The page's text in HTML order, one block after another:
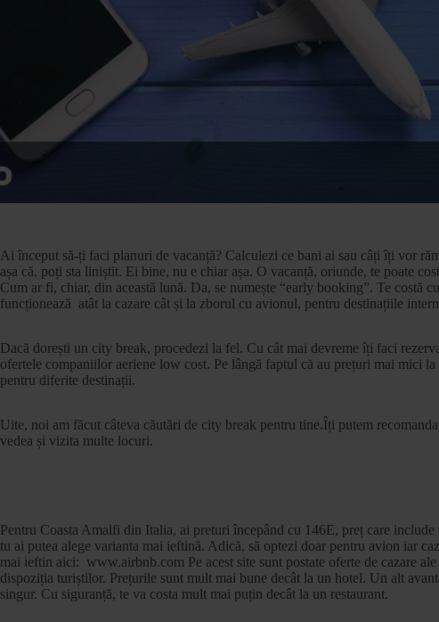
Ai început să-ți faci planuri de vacanță? Calculezi ce bani ai sau câți îți vor
așa că, poți sta liniștit. Ei bine, nu e chiar așa. O vacanță, oriunde, te poate
Cum ar fi, chiar, din această lună. Da, se numește “early booking”. Te costă
funcționează atât la cazare cât și la zborul cu avionul, pentru destinațiile
Dacă dorești un city break, procedezi la fel. Cu cât mai devreme îți faci
ofertele companiilor aeriene low cost. Pe lângă faptul că au prețuri mai mici
pentru diferite destinații.
Uite, noi am făcut câteva căutări de city break pentru tine.Îți putem
vedea și vizita multe locuri.
Pentru Coasta Amalfi din Italia, ai preturi începând cu 146E, preț care
tu ai putea alege varianta mai ieftină. Adică, să optezi doar pentru avion iar
mai ieftin aici: www.airbnb.com Pe acest site sunt postate oferte de cazare
dispoziția turiștilor. Prețurile sunt mult mai bune decât la un hotel. Un alt
singur. Cu siguranță, te va costa mult mai puțin decât la un restaurant.